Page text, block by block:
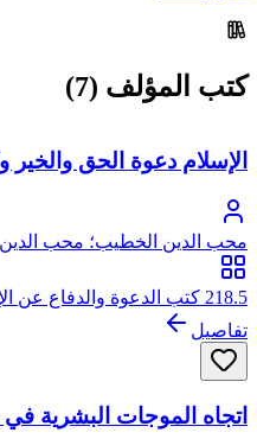
كتب المؤلف (7)
الإسلام دعوة الحق
محب الدين الخطيب؛ محب الدين
بن صالح الخطيب، يتصل نسبه
218.5 كتب الدعوة والدفاع عن الإسلام
تفاصيل
اتجاه الموجات البشرية